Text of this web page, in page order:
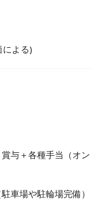
よる)
与＋各種手当（オン
車場や駐輪場完備）